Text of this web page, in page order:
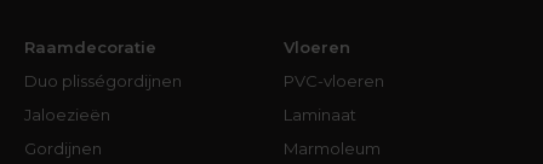
Raamdecoratie
Duo plisségordijnen
Jaloezieën
Gordijnen
Vloeren
PVC-vloeren
Laminaat
Marmoleum